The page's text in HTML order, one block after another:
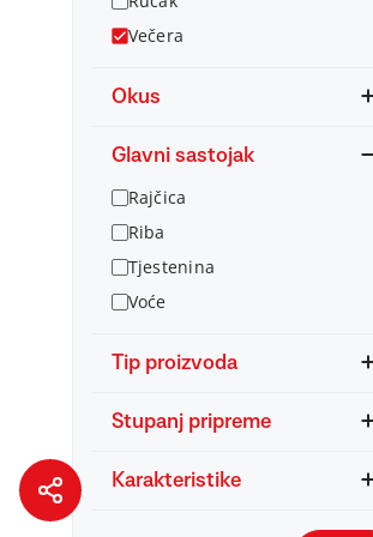
Večera
Okus
Glavni sastojak
Rajčica
Riba
Tjestenina
Voće
Tip proizvoda
Stupanj pripreme
Karakteristike